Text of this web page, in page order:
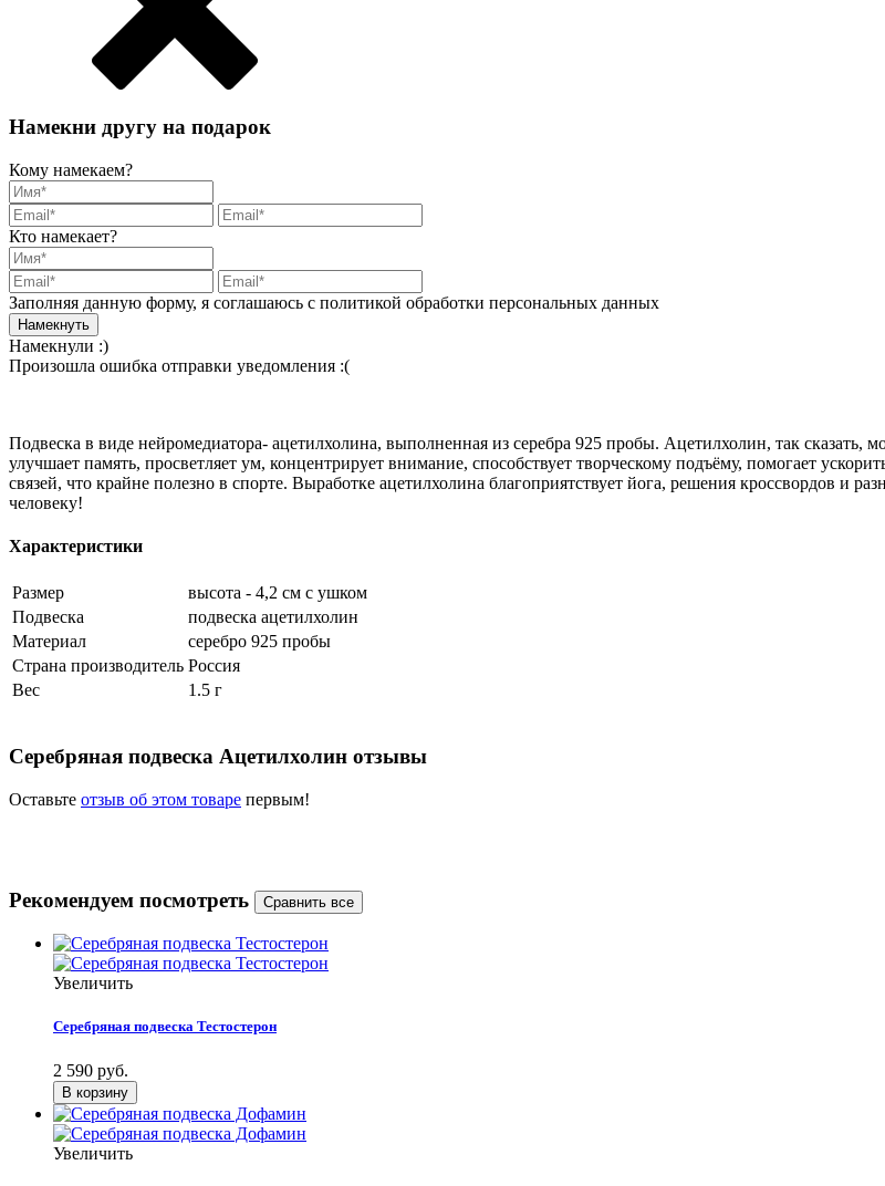
Намекни другу на подарок
Кому намекаем?
Кто намекает?
Заполняя данную форму, я соглашаюсь с политикой обработки персональных данных
Намекнули :)
Произошла ошибка отправки уведомления :(
Подвеска в виде нейромедиатора- ацетилхолина, выполненная из серебра 925 пробы. Ацетилхолин, так
улучшает память, просветляет ум, концентрирует внимание, способствует творческому подъёму, помогает
связей, что крайне полезно в спорте. Выработке ацетилхолина благоприятствует йога, решения кроссвордов и
человеку!
Характеристики
Размер
высота - 4,2 см с ушком
Подвеска
подвеска ацетилхолин
Материал
серебро 925 пробы
Страна производитель Россия
Вес
1.5 г
Серебряная подвеска Ацетилхолин отзывы
Оставьте отзыв об этом товаре первым!
Рекомендуем посмотреть
Увеличить
Серебряная подвеска Тестостерон
2 590 руб.
Увеличить